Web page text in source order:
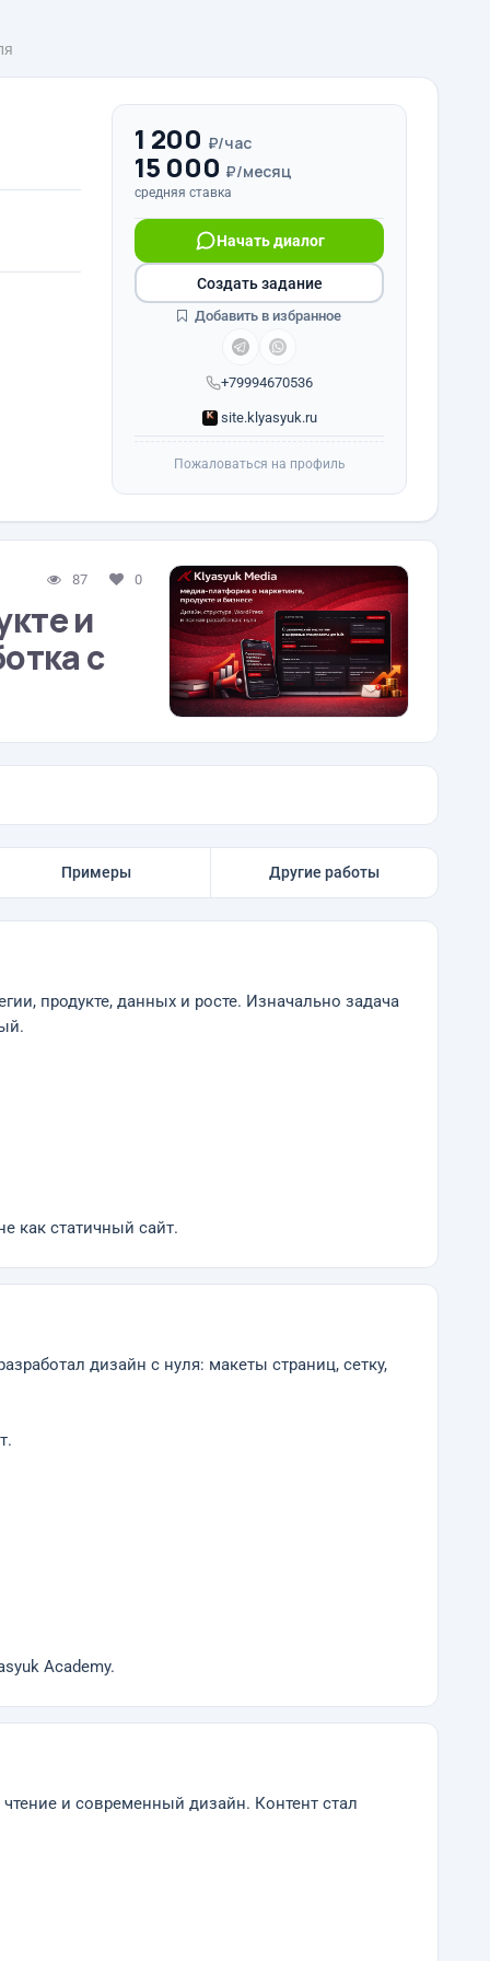
1 200 ₽/час
15 000 ₽/месяц
средняя ставка
+79994670536
Начать диалог
site.klyasyuk.ru
Создать задание
Добавить в избранное
Пожаловаться на профиль
87 0
и
с
Примеры Другие работы
продукте, данных и росте. Изначально задача
как статичный сайт.
дизайн с нуля: макеты страниц, сетку,
Academy.
и современный дизайн. Контент стал